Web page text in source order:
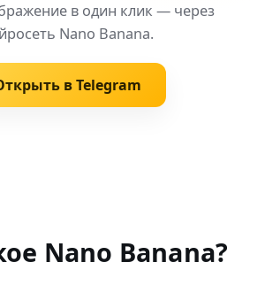
в один клик — через
Nano Banana.
в Telegram
— Snapchat — визуальный
Nano Banana?